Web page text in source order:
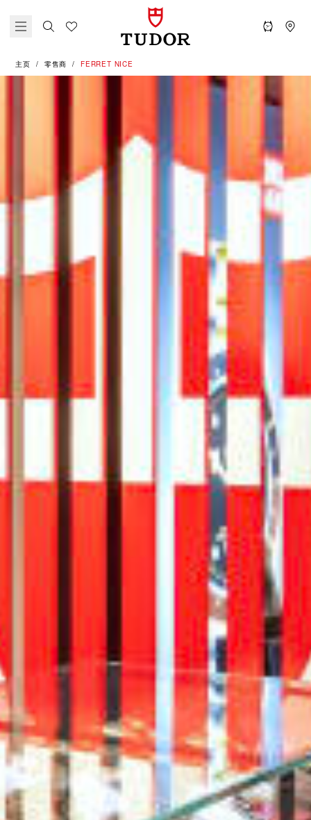
主页 零售商 ‭FERRET NICE‬